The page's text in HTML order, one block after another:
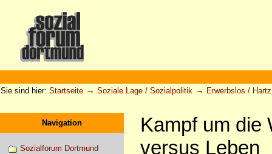
Werkzeuge
Sie sind hier: Startseite → Soziale Lage / Sozialpolitik → Erwerbslos /
Navigation
Sozialforum Dortmund
Kampf um die
versus Leben